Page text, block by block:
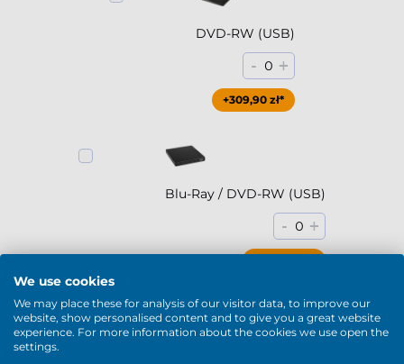
DVD-RW (USB)
- 0 +
+309,90 zł*
Blu-Ray / DVD-RW (USB)
- 0 +
Pokaż więcej
WiFi & Bluetooth
We use cookies
We may place these for analysis of our visitor data, to improve our
website, show personalised content and to give you a great website
experience. For more information about the cookies we use open the
settings.